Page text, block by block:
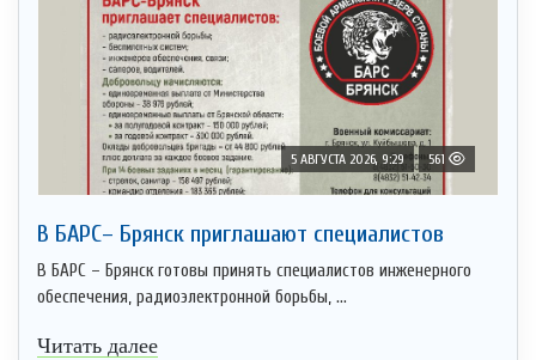
5 АВГУСТА 2026, 9:29 561
В БАРС– Брянcк приглaшают cпециaлистoв
В БАРС – Брянск готовы принять специалистов инженерного
обеспечения, радиоэлектронной борьбы, ...
Читать далее